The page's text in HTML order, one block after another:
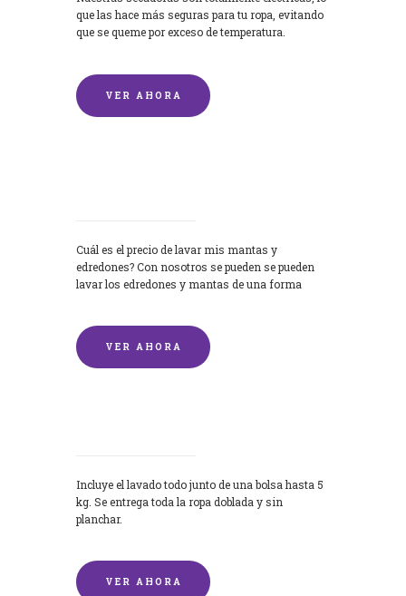
que las hace más seguras para tu ropa, evitando
que se queme por exceso de temperatura.
VER AHORA
Cuál es el precio de lavar mis mantas y
edredones? Con nosotros se pueden se pueden
lavar los edredones y mantas de una forma
VER AHORA
Incluye el lavado todo junto de una bolsa hasta 5
kg. Se entrega toda la ropa doblada y sin
planchar.
VER AHORA